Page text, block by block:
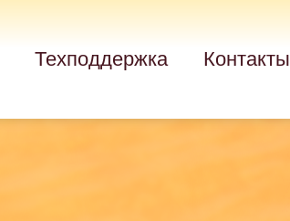
Техподдержка Контакты